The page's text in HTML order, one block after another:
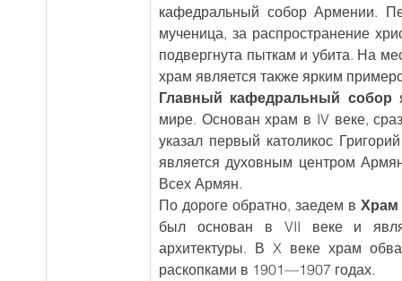
кафедральный собор Армении.
мученица, за распространение
подвергнута пыткам и убита. На
храм является также ярким
Главный кафедральный собор
мире. Основан храм в IV веке,
указал первый католикос
является духовным центром
Всех Армян.
По дороге обратно, заедем в Храм
был основан в VII веке и
архитектуры. В X веке храм
раскопками в 1901—1907 годах.